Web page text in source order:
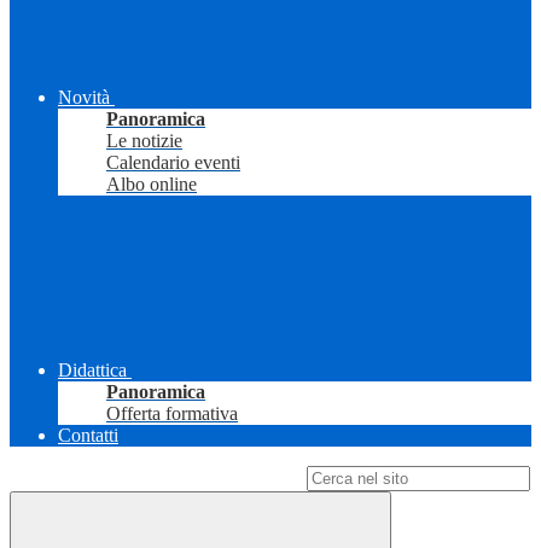
Novità
Panoramica
Le notizie
Calendario eventi
Albo online
Didattica
Panoramica
Offerta formativa
Contatti